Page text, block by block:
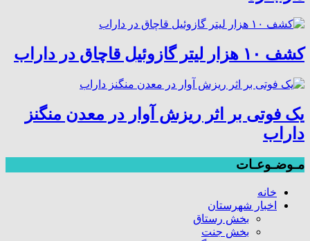
کشف ۱۰ هزار لیتر گازوئیل قاچاق در داراب
یک فوتی بر اثر ریزش آوار در معدن منگنز
داراب
مـوضـوعـات
خانه
اخبار شهرستان
بخش رستاق
بخش جنت